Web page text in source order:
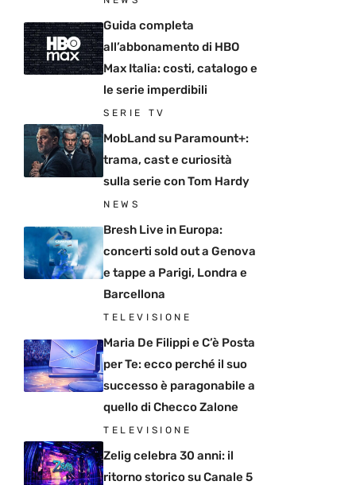
Guida completa
all’abbonamento di HBO
Max Italia: costi, catalogo e
le serie imperdibili
SERIE TV
MobLand su Paramount+:
trama, cast e curiosità
sulla serie con Tom Hardy
NEWS
Bresh Live in Europa:
concerti sold out a Genova
e tappe a Parigi, Londra e
Barcellona
TELEVISIONE
Maria De Filippi e C’è Posta
per Te: ecco perché il suo
successo è paragonabile a
quello di Checco Zalone
TELEVISIONE
Zelig celebra 30 anni: il
ritorno storico su Canale 5